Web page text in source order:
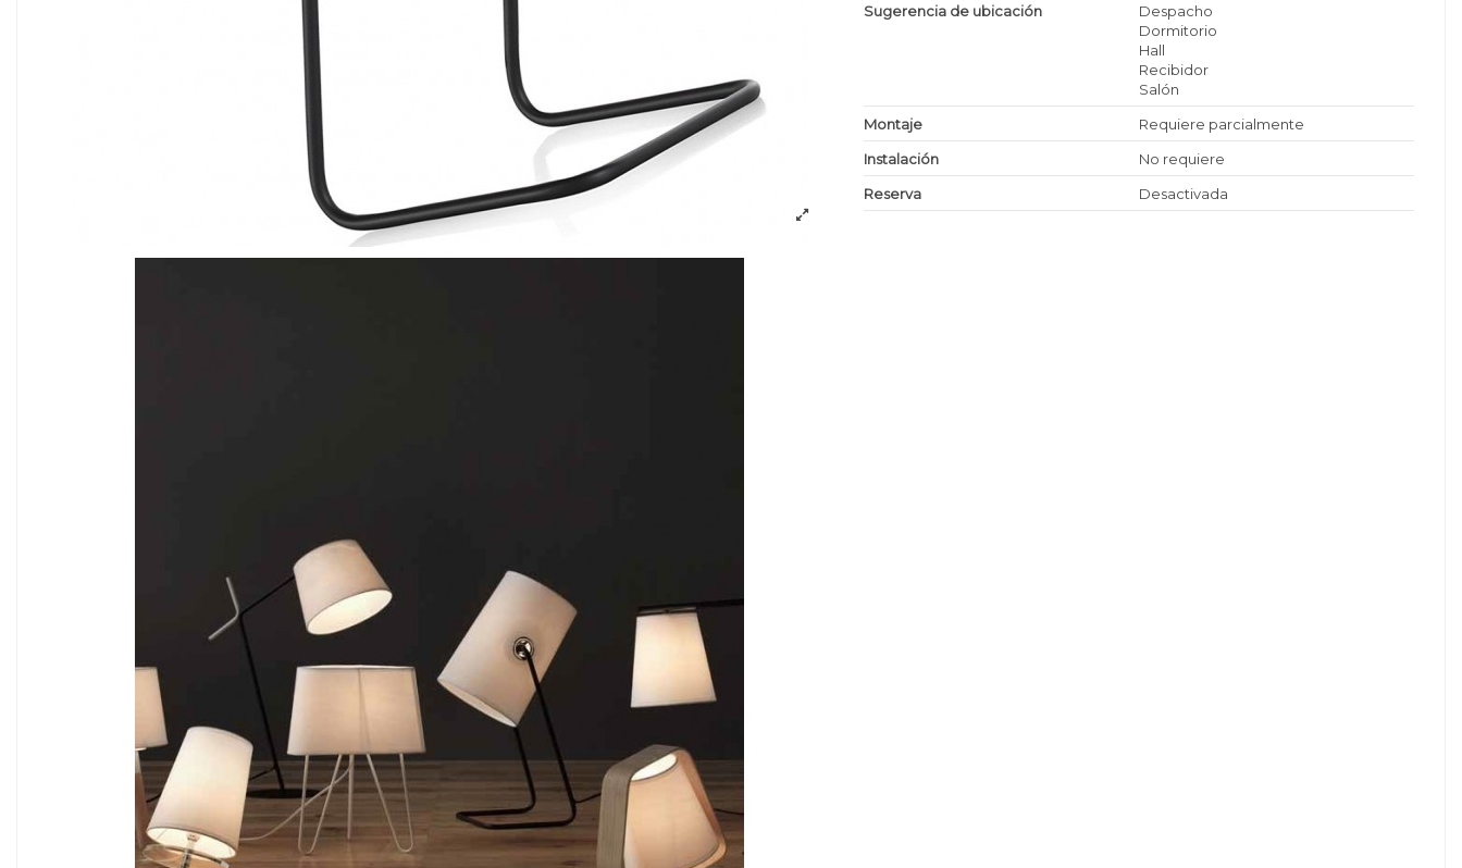
Sugerencia de ubicación
Despacho
Dormitorio
Hall
Recibidor
Salón
Montaje
Requiere parcialmente
Instalación
No requiere
Reserva
Desactivada